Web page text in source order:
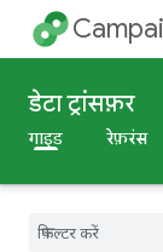
डेटा ट्रांसफ़र
गाइड रेफ़रंस